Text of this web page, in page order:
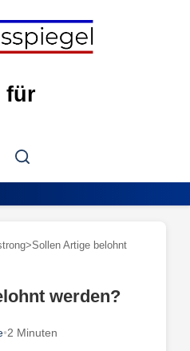
für
Search
Artige belohnt
werden?
•2 Minuten